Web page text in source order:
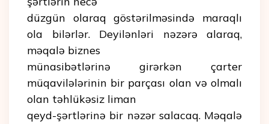
düzgün olaraq göstərilməsində maraqlı
ola bilərlər. Deyilənləri nəzərə alaraq,
məqalə biznes
münasibətlərinə girərkən çarter
müqavilələrinin bir parçası olan və olmalı
olan təhlükəsiz liman
qeyd-şərtlərinə bir nəzər salacaq. Məqalə